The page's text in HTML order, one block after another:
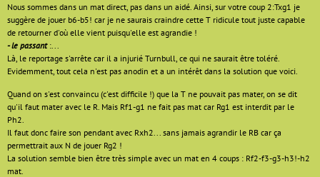
Nous sommes dans un mat direct, pas dans un aidé. Ainsi, sur votre coup 2:Txg1 je
suggère de jouer b6-b5! car je ne saurais craindre cette T ridicule tout juste capable
de retourner d'où elle vient puisqu'elle est agrandie !
- le passant:...
Là, le reportage s'arrête car il a injurié Turnbull, ce qui ne saurait être toléré.
Evidemment, tout cela n'est pas anodin et a un intérêt dans la solution que voici.
Quand on s'est convaincu (c'est difficile !) que la T ne pouvait pas mater, on se dit
qu'il faut mater avec le R. Mais Rf1-g1 ne fait pas mat car Rg1 est interdit par le
Ph2.
Il faut donc faire son pendant avec Rxh2... sans jamais agrandir le RB car ça
permettrait aux N de jouer Rg2 !
La solution semble bien être très simple avec un mat en 4 coups : Rf2-f3-g3-h3!-h2
mat.